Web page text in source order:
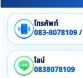
❤️ วันเสาร์,วันหยุ
❇️ สำหรับท่านที่ 7
พร้อมหมอนและผ้
❇️ เงินประกันควา
โทรศัพท์
083-8078109
ไลน์
0838078109